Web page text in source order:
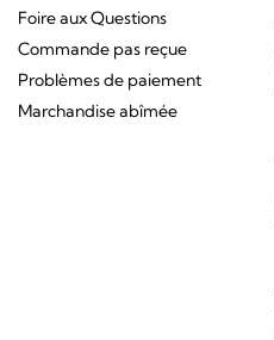
Foire aux Questions
Commande pas reçue
Problèmes de paiement
Marchandise abîmée